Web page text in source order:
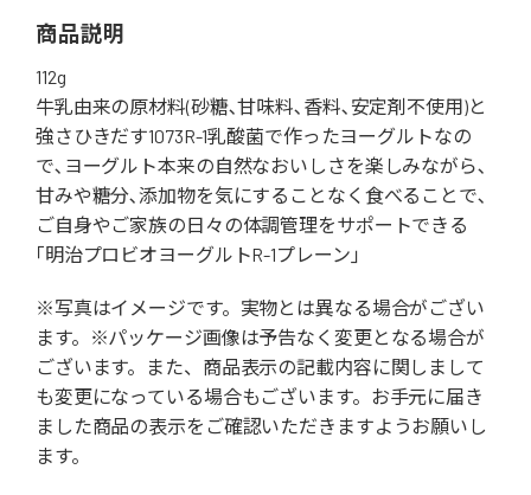
商品説明
112g
牛乳由来の原材料(砂糖､甘味料､香料､安定剤不使用)と
強さひきだす1073R-1乳酸菌で作ったヨーグルトなの
で､ヨーグルト本来の自然なおいしさを楽しみながら､
甘みや糖分､添加物を気にすることなく食べることで､
ご自身やご家族の日々の体調管理をサポートできる
｢明治プロビオヨーグルトR-1プレーン｣
※写真はイメージです。実物とは異なる場合がござい
ます。※パッケージ画像は予告なく変更となる場合が
ございます。また、商品表示の記載内容に関しまして
も変更になっている場合もございます。お手元に届き
ました商品の表示をご確認いただきますようお願いし
ます。